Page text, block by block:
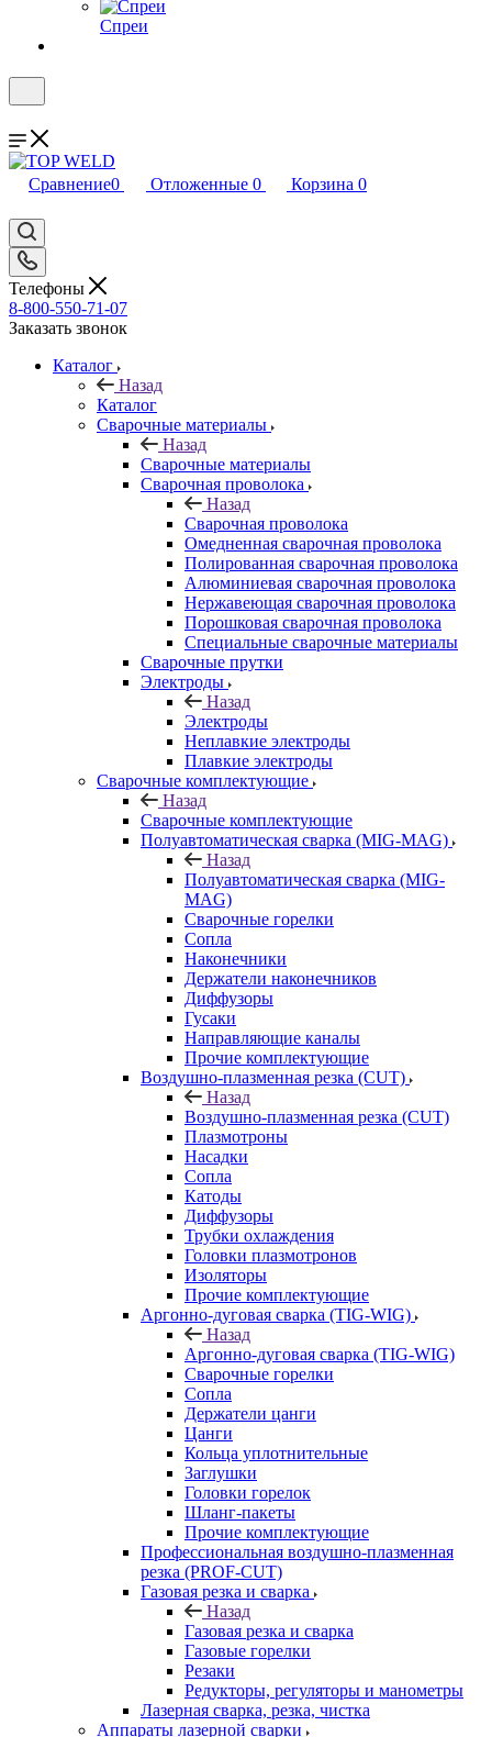
Спреи
Сравнение0 Отложенные 0 Корзина 0
Телефоны
8-800-550-71-07
Заказать звонок
Каталог
Назад
Каталог
Сварочные материалы
Назад
Сварочные материалы
Сварочная проволока
Назад
Сварочная проволока
Омедненная сварочная проволока
Полированная сварочная проволока
Алюминиевая сварочная проволока
Нержавеющая сварочная проволока
Порошковая сварочная проволока
Специальные сварочные материалы
Сварочные прутки
Электроды
Назад
Электроды
Неплавкие электроды
Плавкие электроды
Сварочные комплектующие
Назад
Сварочные комплектующие
Полуавтоматическая сварка (MIG-MAG)
Назад
Полуавтоматическая сварка (MIG-
MAG)
Сварочные горелки
Сопла
Наконечники
Держатели наконечников
Диффузоры
Гусаки
Направляющие каналы
Прочие комплектующие
Воздушно-плазменная резка (CUT)
Назад
Воздушно-плазменная резка (CUT)
Плазмотроны
Насадки
Сопла
Катоды
Диффузоры
Трубки охлаждения
Головки плазмотронов
Изоляторы
Прочие комплектующие
Аргонно-дуговая сварка (TIG-WIG)
Назад
Аргонно-дуговая сварка (TIG-WIG)
Сварочные горелки
Сопла
Держатели цанги
Цанги
Кольца уплотнительные
Заглушки
Головки горелок
Шланг-пакеты
Прочие комплектующие
Профессиональная воздушно-плазменная
резка (PROF-CUT)
Газовая резка и сварка
Назад
Газовая резка и сварка
Газовые горелки
Резаки
Редукторы, регуляторы и манометры
Лазерная сварка, резка, чистка
Аппараты лазерной сварки